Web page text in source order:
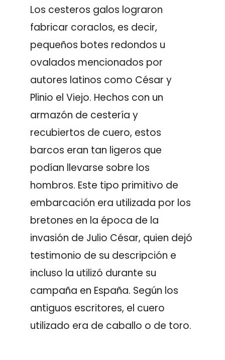
Los cesteros galos lograron
fabricar coraclos, es decir,
pequeños botes redondos u
ovalados mencionados por
autores latinos como César y
Plinio el Viejo. Hechos con un
armazón de cestería y
recubiertos de cuero, estos
barcos eran tan ligeros que
podían llevarse sobre los
hombros. Este tipo primitivo de
embarcación era utilizada por los
bretones en la época de la
invasión de Julio César, quien dejó
testimonio de su descripción e
incluso la utilizó durante su
campaña en España. Según los
antiguos escritores, el cuero
utilizado era de caballo o de toro.